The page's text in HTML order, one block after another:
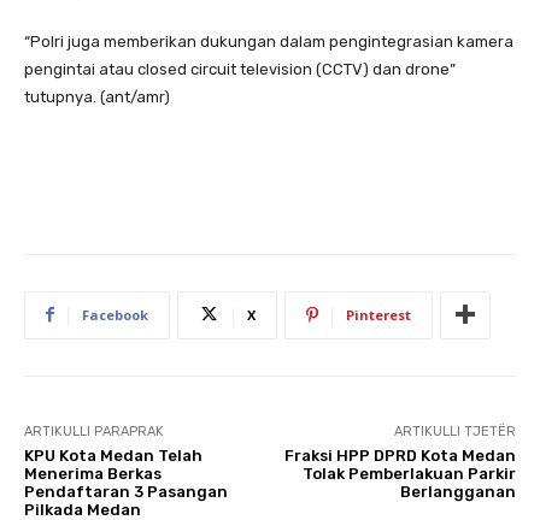
“Polri juga memberikan dukungan dalam pengintegrasian kamera
pengintai atau closed circuit television (CCTV) dan drone”
tutupnya. (ant/amr)
Facebook X Pinterest
ARTIKULLI PARAPRAK
KPU Kota Medan Telah
Menerima Berkas
Pendaftaran 3 Pasangan
Pilkada Medan
ARTIKULLI TJETËR
Fraksi HPP DPRD Kota Medan
Tolak Pemberlakuan Parkir
Berlangganan